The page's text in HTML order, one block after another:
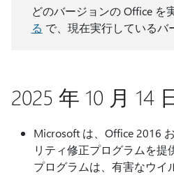
どのバージョンの Office を
る で、現在実行しているバ
2025 年 10 月
Microsoft は、Office 2016
リティ修正プログラムを
プログラムは、有害なウイ